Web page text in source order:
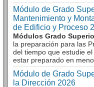
Módulo de Grado
Mantenimiento y
de Edificio y Proceso
Módulos Grado
la preparación para las
del tiempo que estudie
estar preparado en
Módulo de Grado
la Dirección 2026